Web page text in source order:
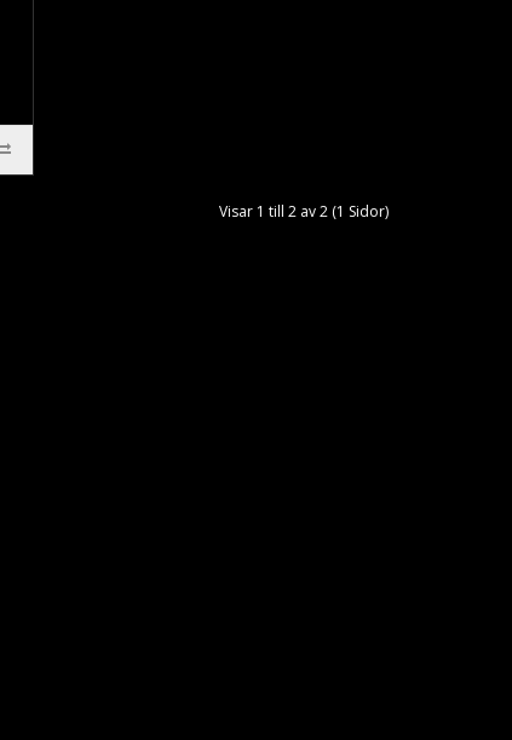
Visar 1 till 2 av 2 (1 Sidor)